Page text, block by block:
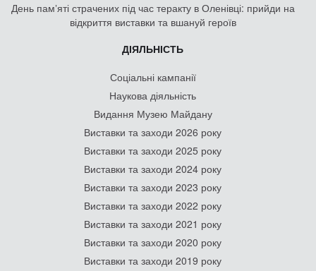
День памʼяті страчених під час теракту в Оленівці: прийди на
відкриття виставки та вшануй героїв
ДІЯЛЬНІСТЬ
Соціальні кампанії
Наукова діяльність
Видання Музею Майдану
Виставки та заходи 2026 року
Виставки та заходи 2025 року
Виставки та заходи 2024 року
Виставки та заходи 2023 року
Виставки та заходи 2022 року
Виставки та заходи 2021 року
Виставки та заходи 2020 року
Виставки та заходи 2019 року